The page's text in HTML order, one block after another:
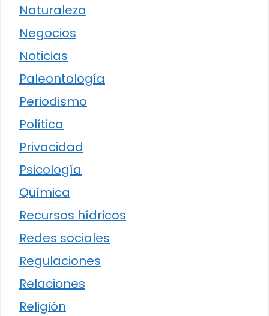
Naturaleza
Negocios
Noticias
Paleontología
Periodismo
Política
Privacidad
Psicología
Química
Recursos hídricos
Redes sociales
Regulaciones
Relaciones
Religión